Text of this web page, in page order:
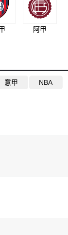
阿甲
意甲 NBA